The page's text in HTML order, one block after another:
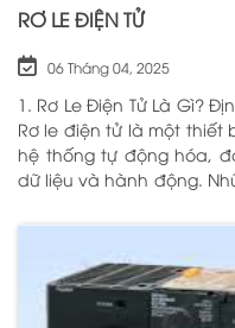
RƠ LE ĐIỆN TỬ
06 Tháng 04, 2025
1. Rơ Le Điện Tử Là Gì? Định Nghĩa và Nguyên Lý Hoạt Động
Rơ le điện tử là một thiết
hệ thống tự động hóa,
dữ liệu và hành động.
thông minh giúp điều
thiết bị khác nhau trong
trong hộ gia đình. Bằng
rơ le điện tử có khả